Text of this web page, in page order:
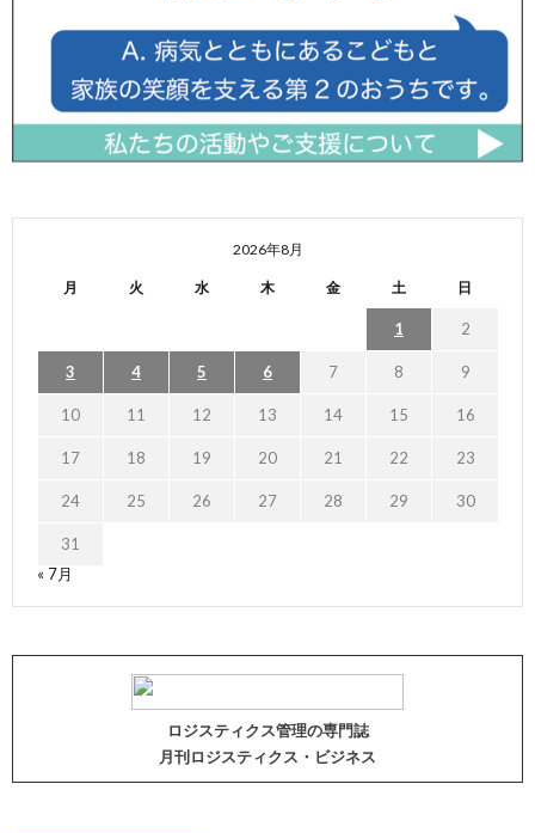
2026年8月
月 火 水 木 金 土 日
1 2
3 4 5 6 7 8 9
10 11 12 13 14 15 16
17 18 19 20 21 22 23
24 25 26 27 28 29 30
31
« 7月
ロジスティクス管理の専門誌
月刊ロジスティクス・ビジネス